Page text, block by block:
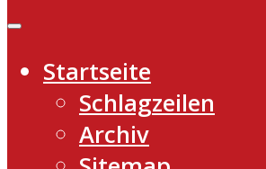
Startseite
Schlagzeilen
Archiv